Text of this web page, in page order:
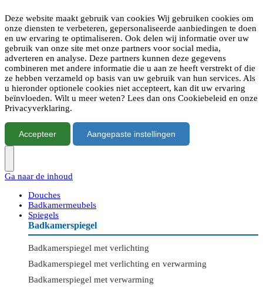
Deze website maakt gebruik van cookies Wij gebruiken cookies om
onze diensten te verbeteren, gepersonaliseerde aanbiedingen te doen
en uw ervaring te optimaliseren. Ook delen wij informatie over uw
gebruik van onze site met onze partners voor social media,
adverteren en analyse. Deze partners kunnen deze gegevens
combineren met andere informatie die u aan ze heeft verstrekt of die
ze hebben verzameld op basis van uw gebruik van hun services. Als
u hieronder optionele cookies niet accepteert, kan dit uw ervaring
beïnvloeden. Wilt u meer weten? Lees dan ons Cookiebeleid en onze
Privacyverklaring.
Accepteer Aangepaste instellingen
Ga naar de inhoud
Douches
Badkamermeubels
Spiegels
Badkamerspiegel
Badkamerspiegel met verlichting
Badkamerspiegel met verlichting en verwarming
Badkamerspiegel met verwarming